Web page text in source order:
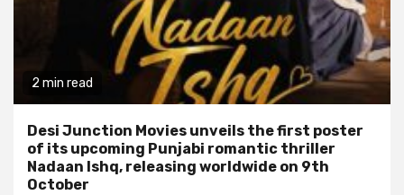
2 min read
Desi Junction Movies unveils the first poster
of its upcoming Punjabi romantic thriller
Nadaan Ishq, releasing worldwide on 9th
October